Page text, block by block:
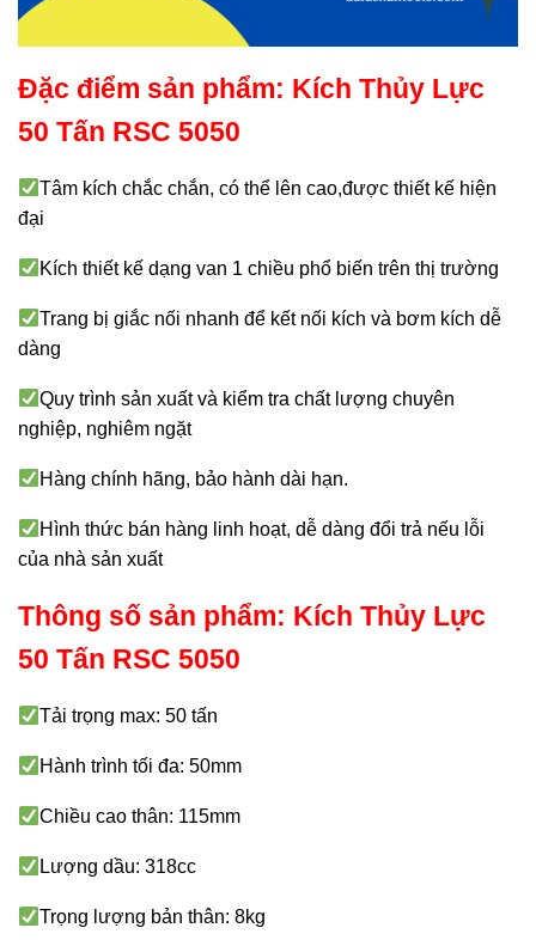
Đặc điểm sản phẩm: Kích Thủy Lực
50 Tấn RSC 5050
Tâm kích chắc chắn, có thể lên cao,được thiết kế hiện
đại
Kích thiết kế dạng van 1 chiều phổ biến trên thị trường
Trang bị giắc nối nhanh để kết nối kích và bơm kích dễ
dàng
Quy trình sản xuất và kiểm tra chất lượng chuyên
nghiệp, nghiêm ngặt
Hàng chính hãng, bảo hành dài hạn.
Hình thức bán hàng linh hoạt, dễ dàng đổi trả nếu lỗi
của nhà sản xuất
Thông số sản phẩm: Kích Thủy Lực
50 Tấn RSC 5050
Tải trọng max: 50 tấn
Hành trình tối đa: 50mm
Chiều cao thân: 115mm
Lượng dầu: 318cc
Trọng lượng bản thân: 8kg